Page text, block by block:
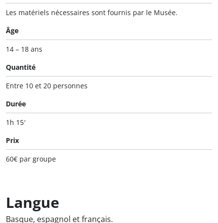
Les matériels nécessaires sont fournis par le Musée.
Âge
14 – 18 ans
Quantité
Entre 10 et 20 personnes
Durée
1h 15′
Prix
60€ par groupe
Langue
Basque, espagnol et français.